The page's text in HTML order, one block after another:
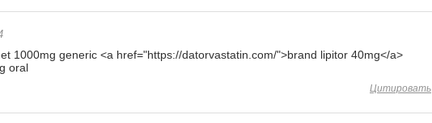
1000mg generic <a href="https://datorvastatin.com/">brand lipitor 40mg</a>
oral
Цитировать